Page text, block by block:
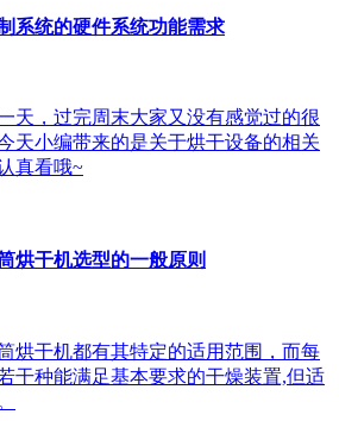
系统的硬件系统功能需求
天，过完周末大家又没有感觉过的很
天小编带来的是关于烘干设备的相关
真看哦~
烘干机选型的一般原则
烘干机都有其特定的适用范围，而每
干种能满足基本要求的干燥装置,但适